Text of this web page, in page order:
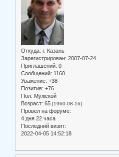
Откуда: г. Казань
Зарегистрирован: 2007-07-24
Приглашений: 0
Сообщений: 1160
Уважение: +38
Позитив: +76
Пол: Мужской
Возраст: 65 [1960-08-16]
Провел на форуме:
4 дня 22 часа
Последний визит:
2022-04-05 14:52:18